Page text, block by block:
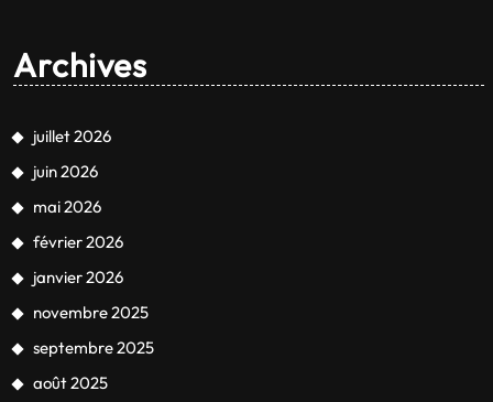
Archives
juillet 2026
juin 2026
mai 2026
février 2026
janvier 2026
novembre 2025
septembre 2025
août 2025